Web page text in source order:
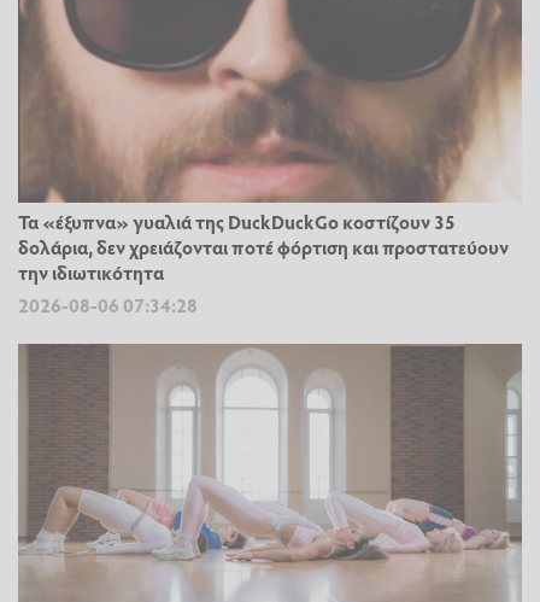
Τα «έξυπνα» γυαλιά της DuckDuckGo κοστίζουν 35
δολάρια, δεν χρειάζονται ποτέ φόρτιση και προστατεύουν
την ιδιωτικότητα
2026-08-06 07:34:28